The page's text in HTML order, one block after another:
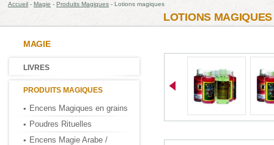
Accueil - Magie - Produits Magiques - Lotions magiques
LOTIONS MAGIQUES
MAGIE
LIVRES
PRODUITS MAGIQUES
Encens Magiques en grains
Poudres Rituelles
Encens Magie Arabe /